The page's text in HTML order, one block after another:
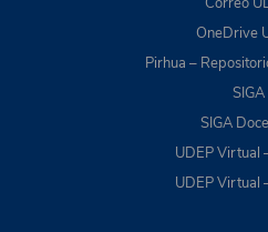
OneDrive
Pirhua –
SIGA
SIGA
UDEP Virtual
UDEP Virtual